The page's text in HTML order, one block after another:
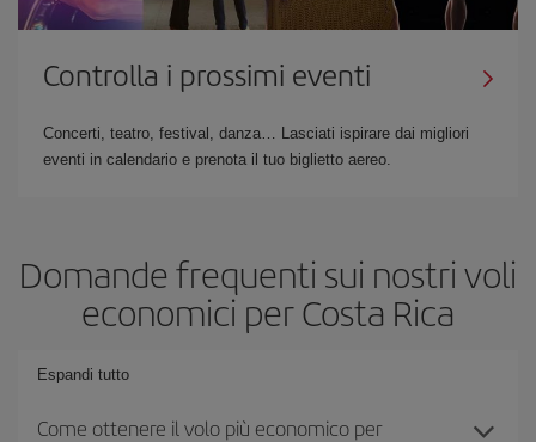
Controlla i prossimi eventi
Concerti, teatro, festival, danza… Lasciati ispirare dai migliori
eventi in calendario e prenota il tuo biglietto aereo.
Domande frequenti sui nostri voli
economici per Costa Rica
Espandi tutto
Come ottenere il volo più economico per